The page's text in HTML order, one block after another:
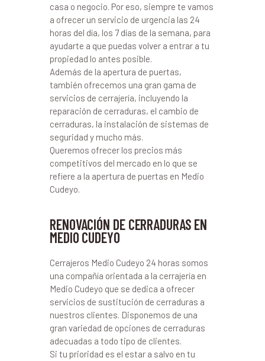
casa o negocio. Por eso, siempre te vamos
a ofrecer un servicio de urgencia las 24
horas del día, los 7 días de la semana, para
ayudarte a que puedas volver a entrar a tu
propiedad lo antes posible.
Además de la apertura de puertas,
también ofrecemos una gran gama de
servicios de cerrajería, incluyendo la
reparación de cerraduras, el cambio de
cerraduras, la instalación de sistemas de
seguridad y mucho más.
Queremos ofrecer los precios más
competitivos del mercado en lo que se
refiere a la apertura de puertas en Medio
Cudeyo.
RENOVACIÓN DE CERRADURAS EN
MEDIO CUDEYO
Cerrajeros Medio Cudeyo 24 horas somos
una compañía orientada a la cerrajería en
Medio Cudeyo que se dedica a ofrecer
servicios de sustitución de cerraduras a
nuestros clientes. Disponemos de una
gran variedad de opciones de cerraduras
adecuadas a todo tipo de clientes.
Si tu prioridad es el estar a salvo en tu